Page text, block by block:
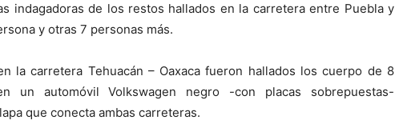
indagadoras de los restos hallados en la carretera entre Puebla y
y otras 7 personas más.
la carretera Tehuacán – Oaxaca fueron hallados los cuerpo de 8
un automóvil Volkswagen negro -con placas sobrepuestas-
que conecta ambas carreteras.